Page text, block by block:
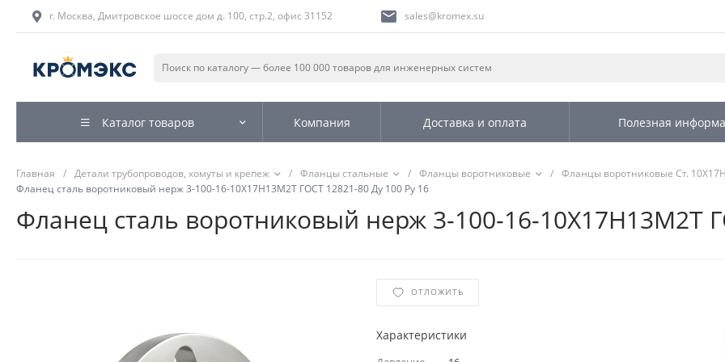
г. Москва, Дмитровское шоссе дом д. 100, стр.2, офис 31152 sales@kromex.su
Каталог товаров Компания Доставка и оплата Полезная
Главная / Детали трубопроводов, хомуты и крепеж / Фланцы стальные / Фланцы воротниковые / Фланцы воротниковые Ст.
Фланец сталь воротниковый нерж 3-100-16-10Х17Н13М2Т ГОСТ 12821-80 Ду 100 Ру 16
Фланец сталь воротниковый нерж 3-100-16-10Х17Н13М2Т
ОТЛОЖИТЬ
Характеристики